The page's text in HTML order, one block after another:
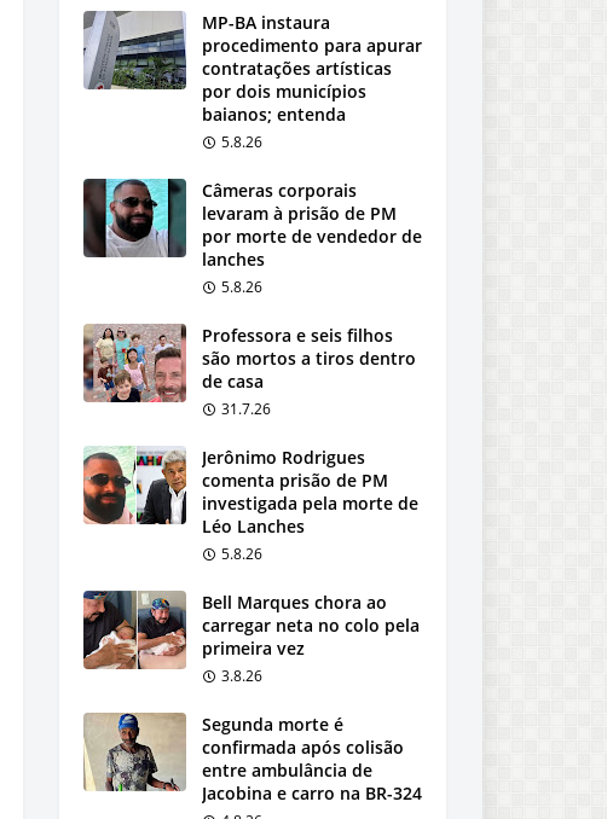
MP-BA instaura
procedimento para apurar
contratações artísticas
por dois municípios
baianos; entenda
5.8.26
Câmeras corporais
levaram à prisão de PM
por morte de vendedor de
lanches
5.8.26
Professora e seis filhos
são mortos a tiros dentro
de casa
31.7.26
Jerônimo Rodrigues
comenta prisão de PM
investigada pela morte de
Léo Lanches
5.8.26
Bell Marques chora ao
carregar neta no colo pela
primeira vez
3.8.26
Segunda morte é
confirmada após colisão
entre ambulância de
Jacobina e carro na BR-324